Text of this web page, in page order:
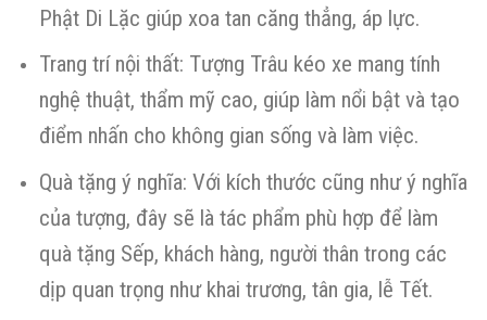
Phật Di Lặc giúp xoa tan căng thẳng, áp lực.
Trang trí nội thất: Tượng Trâu kéo xe mang tính
nghệ thuật, thẩm mỹ cao, giúp làm nổi bật và tạo
điểm nhấn cho không gian sống và làm việc.
Quà tặng ý nghĩa: Với kích thước cũng như ý nghĩa
của tượng, đây sẽ là tác phẩm phù hợp để làm
quà tặng Sếp, khách hàng, người thân trong các
dịp quan trọng như khai trương, tân gia, lễ Tết.